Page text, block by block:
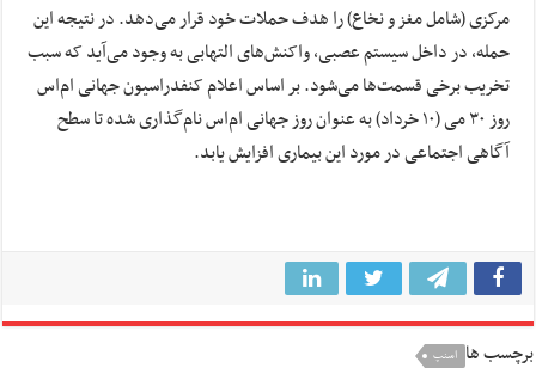
مرکزی (شامل مغز و نخاع) را هدف حملات خود قرار می‌دهد. در نتیجه این
حمله، در داخل سیستم عصبی، واکنش‌های التهابی به وجود می‌آید که سبب
تخریب برخی قسمت‌ها می‌شود. بر اساس اعلام کنفدراسیون جهانی ام‌اس
روز ۳۰ می (۱۰ خرداد) به عنوان روز جهانی ام‌اس نام‌گذاری شده تا سطح
آگاهی اجتماعی در مورد این بیماری افزایش یابد.
برچسب ها اسنپ